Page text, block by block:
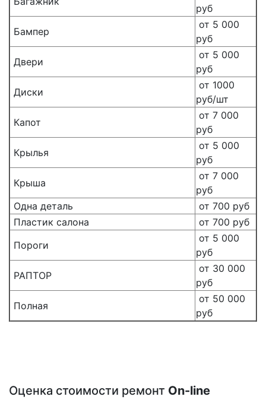
руб
Бампер
от 5 000
руб
Двери
от 5 000
руб
Диски
от 1000
руб/шт
Капот
от 7 000
руб
Крылья
от 5 000
руб
Крыша
от 7 000
руб
Одна деталь
от 700 руб
Пластик салона
от 700 руб
Пороги
от 5 000
руб
РАПТОР
от 30 000
руб
Полная
от 50 000
руб
Оценка стоимости ремонт On-line